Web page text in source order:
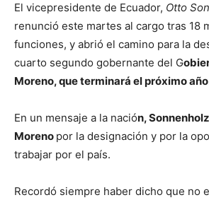
El vicepresidente de Ecuador, Otto
renunció este martes al cargo tras 18
funciones, y abrió el camino para la
cuarto segundo gobernante del G
Moreno, que terminará el próximo
En un mensaje a la nación,
Moreno por la designación y por la
trabajar por el país.
Recordó siempre haber dicho que no